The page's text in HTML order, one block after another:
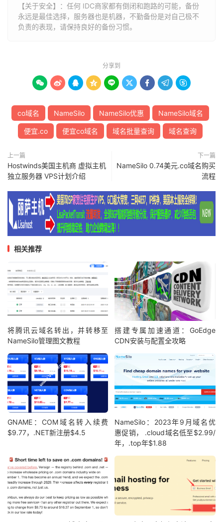
【关于安全】：任何 IDC商家都有倒闭和跑路的可能，备份
永远是最佳选择，服务器也是机器，不勤备份是对自己极不
负责的表现，请保持良好的备份习惯。
分享到
        
co域名 NameSilo NameSilo优惠 NameSilo域名
便宜.co 便宜co域名 域名批量查询 域名查询
上一篇
Hostwinds美国主机商 虚拟主机
独立服务器 VPS计划介绍
下一篇
NameSilo 0.74美元.co域名购买
流程
相关推荐
将腾讯云域名转出，并转移至
NameSilo管理图文教程
搭建专属加速通道：GoEdge
CDN安装与配置全攻略
GNAME：COM域名转入续费
$9.77，.NET新注册$4.5
NameSilo：2023年9月域名优
惠促销， .cloud域名低至$2.99/
年，.top年$1.88